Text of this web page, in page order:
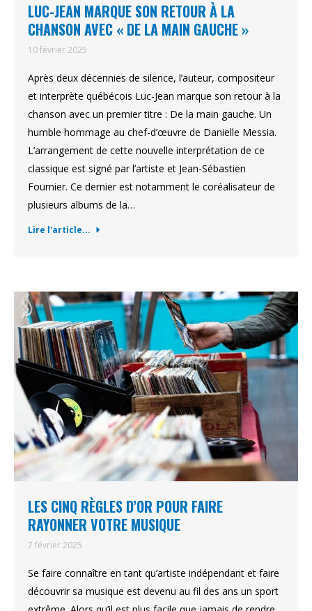
LUC-JEAN MARQUE SON RETOUR À LA
CHANSON AVEC « DE LA MAIN GAUCHE »
10 février 2025
Après deux décennies de silence, l’auteur, compositeur
et interprète québécois Luc-Jean marque son retour à la
chanson avec un premier titre : De la main gauche. Un
humble hommage au chef-d’œuvre de Danielle Messia.
L’arrangement de cette nouvelle interprétation de ce
classique est signé par l’artiste et Jean-Sébastien
Fournier. Ce dernier est notamment le coréalisateur de
plusieurs albums de la…
Lire l'article...
LES CINQ RÈGLES D’OR POUR FAIRE
RAYONNER VOTRE MUSIQUE
7 février 2025
Se faire connaître en tant qu’artiste indépendant et faire
découvrir sa musique est devenu au fil des ans un sport